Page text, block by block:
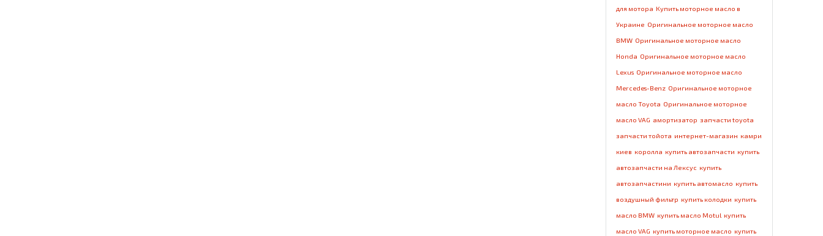
для мотора Купить моторное масло в
Украине Оригинальное моторное масло
BMW Оригинальное моторное масло
Honda Оригинальное моторное масло
Lexus Оригинальное моторное масло
Mercedes-Benz Оригинальное моторное
масло Toyota Оригинальное моторное
масло VAG амортизатор запчасти toyota
запчасти тойота интернет-магазин камри
киев королла купить автозапчасти купить
автозапчасти на Лексус купить
автозапчастини купить автомасло купить
воздушный фильтр купить колодки купить
масло BMW купить масло Motul купить
масло VAG купить моторное масло купить